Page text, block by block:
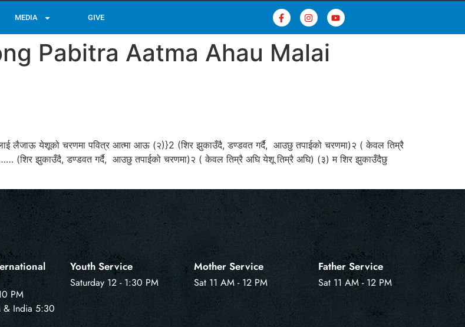
MEDIA GIVE
Pabitra Aatma Ahau Malai
येशूको चरणमा पवित्र आत्मा आऊ (२)}2 (शिर झुकाउँदै, डण्डवत गर्दै, आउछु तपाईको चरणमा)२ ( केवल तिम्रै
(शिर झुकाउँदै, डण्डवत गर्दै, आउछु तपाईको चरणमा)२ ( केवल तिम्रै अघि येशू तिम्रै अघि) (३) म शिर झुकाउँदैछु
PM
& India 5:30
Youth Service
Saturday 12 - 1:30 PM
Mother Service
Sat 11 AM - 12 PM
Father Service
Sat 11 AM - 12 PM